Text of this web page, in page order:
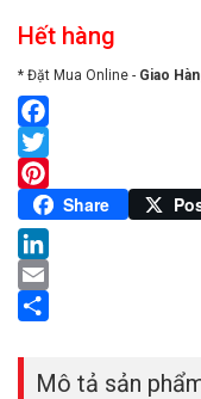
Hết hàng
* Đặt Mua Online - Giao
Facebook
Twitter
Pinterest
Share
LinkedIn
Email
Mô tả sản